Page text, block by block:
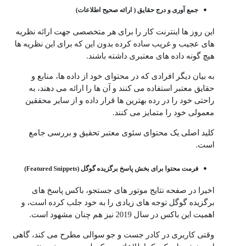
جمع آوری و درج حقایق ( ارائه صحیح اطلاعات)
این روز ها اینترنت کار را برای هر متخصصی جهت ارائه نظریه
های عجیب و غریب ساده کرده بدون این که برای این نظریه ها
هیچ گونه داده های معتبری داشته باشند.
به بیان دیگر افرادی که در محتوای خود از داده ها، منابع و
حقایق معتبر استفاده می کنند و آن ها را ارائه می دهند، به
راحتی خود را در رده بهترین ها قرار داده و از سایر محققین
معمولی خود را متمایز می کنند.
کلید اصلی یک محتوای سئوی معتبر تحقیق و بررسی جامع
است.
فرمت محتوا برای بخش پاسخ برگزیده گوگل (Featured Snippets)
اخیرا در صفحه نتایج موتور های جستجو، باکس پاسخ های
برگزیده گوگل توجه های زیادی را به خود جلب کرده است، و
اهمیت این باکس در سال 2019 نیز هم چنان مشهود است.
وقتی کاربری در کادر جست و جو سوالی مطرح می کند، گاهی